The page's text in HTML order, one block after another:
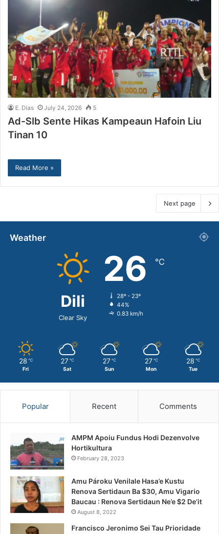
E. Dias July 24, 2026 5
Ad-Slb Sente Hikas Kampeaun Hafoin Liu
Tinan 10
Read More »
Next page
Weather
Dili
Clear Sky
26 ℃
28º - 23º
44%
0.83 km/h
28 ℃
Fri
27 ℃
Sat
27 ℃
Sun
27 ℃
Mon
28 ℃
Tue
Popular Recent Comments
AMPM Apoiu Fundus Hodi Dezenvolve
Hortikultura
February 28, 2023
Amu Pároku Venilale Hasa’e Kustu
Renova Sertidaun Ba $30, Amu Vigario
Baucau : Renova Sertidaun Ne’e $2 De’it
August 8, 2022
Francisco Jeronimo Sei Tau Prioridade